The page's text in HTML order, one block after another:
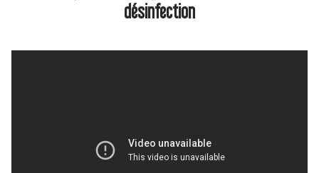
désinfection